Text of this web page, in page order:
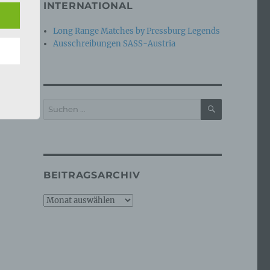
INTERNATIONAL
Long Range Matches by Pressburg Legends
Ausschreibungen SASS-Austria
Suchen
SUCHEN
BEITRAGSARCHIV
Beitragsarchiv